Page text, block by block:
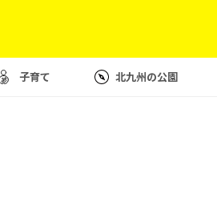
子育て 北九州の公園